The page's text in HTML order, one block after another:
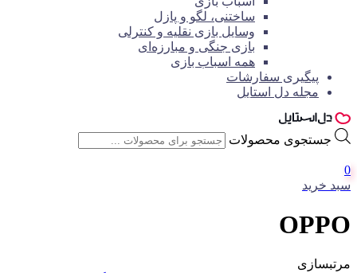
ساختنی، لگو و پازل
وسایل بازی نقلیه و کنترلی
بازی جنگی و مبارزه‌ای
همه اسباب بازی
پیگیری سفارشات
مجله دل استایل
جستجوی محصولات
0
سبد خرید
OPPO
مرتبسازی